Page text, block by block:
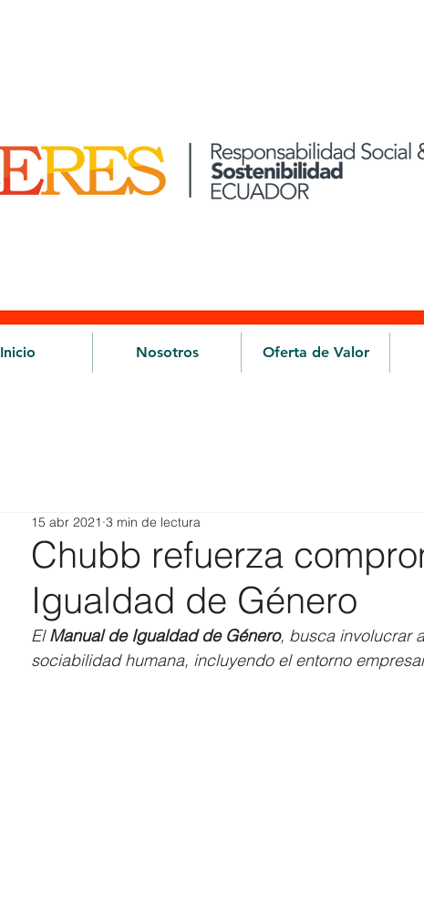
Inicio Nosotros Oferta de Valor
Chubb refuerza
Igualdad de Género
15 abr 2021 3 min de lectura
El Manual de Igualdad de Género, busca involucrar
sociabilidad humana, incluyendo el entorno